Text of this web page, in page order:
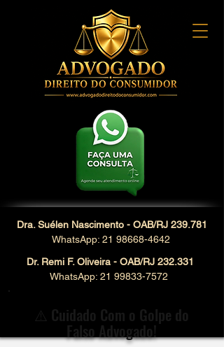
Dra. Suélen Nascimento - OAB/RJ 239.781
WhatsApp: 21 98668-4642
Dr. Remi F. Oliveira - OAB/RJ 232.331
WhatsApp: 21 99833-7572
⚠️ Cuidado Com o Golpe do
Falso Advogado!